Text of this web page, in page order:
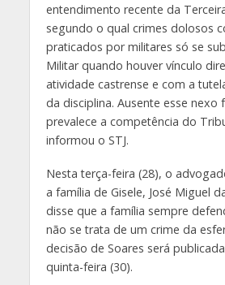
entendimento recente da
segundo o qual crimes dolosos
praticados por militares só se
Militar quando houver vínculo
atividade castrense e com a
da disciplina. Ausente esse nexo
prevalece a competência do
informou o STJ.
Nesta terça-feira (28), o
a família de Gisele, José Miguel
disse que a família sempre
não se trata de um crime da
decisão de Soares será
quinta-feira (30).